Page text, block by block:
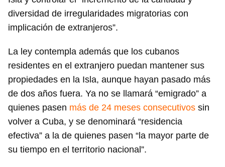
Para poder guardar como favorito, primero has de
INICIAR SESIÓN CANCELAR
diversidad de irregularidades migratorias con
implicación de extranjeros”.
La ley contempla además que los cubanos
residentes en el extranjero puedan mantener sus
propiedades en la Isla, aunque hayan pasado más
de dos años fuera. Ya no se llamará “emigrado” a
quienes pasen más de 24 meses consecutivos sin
volver a Cuba, y se denominará “residencia
efectiva” a la de quienes pasen “la mayor parte de
su tiempo en el territorio nacional”.